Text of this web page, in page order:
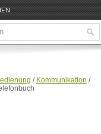
/ Kommunikation /